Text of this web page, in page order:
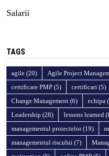
Salarii
TAGS
agile(20) Agile Project
certificare PMP(5) certificari(5)
Change Management(6) echipa
Leadership (28) lessons learned
managementul proiectelor(19)
managementul riscului(7)